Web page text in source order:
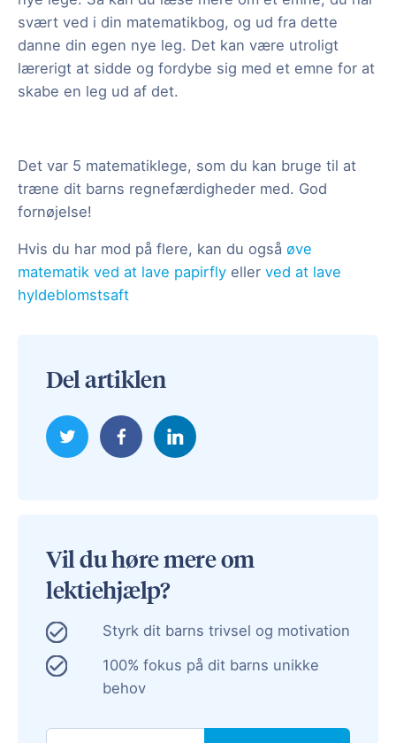
svært ved i din matematikbog, og ud fra dette
danne din egen nye leg. Det kan være utroligt
lærerigt at sidde og fordybe sig med et emne for at
skabe en leg ud af det.
Det var 5 matematiklege, som du kan bruge til at
træne dit barns regnefærdigheder med. God
fornøjelse!
Hvis du har mod på flere, kan du også øve
matematik ved at lave papirfly eller ved at lave
hyldeblomstsaft
Del artiklen
Vil du høre mere om
lektiehjælp?
Styrk dit barns trivsel og motivation
100% fokus på dit barns unikke
behov